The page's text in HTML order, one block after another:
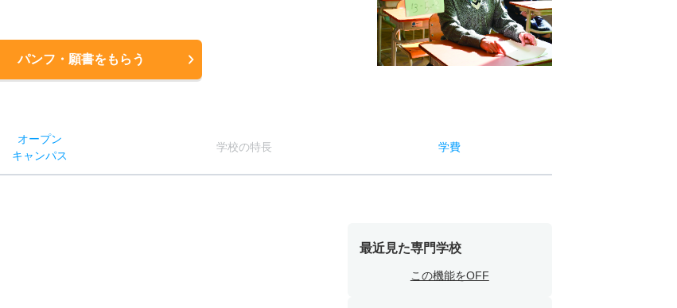
パンフ・願書をもらう
オープン
キャンパス
学校の特長 学費
最近見た専門学校
この機能をOFF